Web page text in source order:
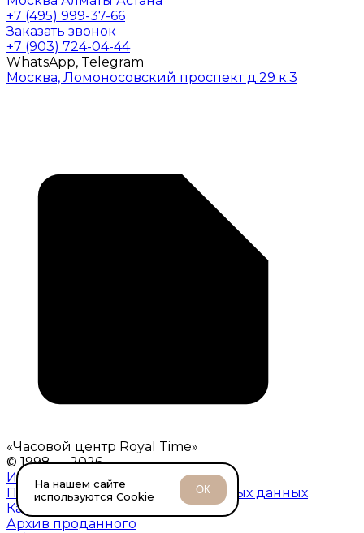
+7 (495) 999-37-66
Заказать звонок
+7 (903) 724-04-44
WhatsApp, Telegram
Москва, Ломоносовский проспект д.29 к.3
«Часовой центр Royal Time»
© 1998 — 2026
Информация о ломбарде
Политика обработки персональных данных
Карта сайта
Архив проданного
На нашем сайте
используются Cookie
ОК